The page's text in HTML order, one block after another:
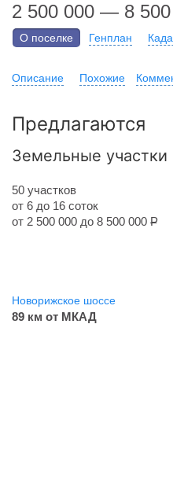
2 500 000 — 8 500
О поселке Генплан
Описание Похожие
Предлагаются
Земельные
50 участков
от 6 до 16 соток
от 2 500 000 до 8 500 000 Р
Новорижское шоссе
89 км от МКАД